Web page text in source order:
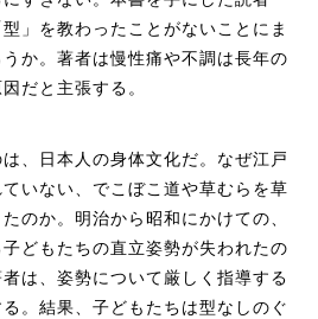
」を教わったことがないことにま
か。著者は慢性痛や不調は長年の
だと主張する。
、日本人の身体文化だ。なぜ江戸
いない、でこぼこ道や草むらを草
のか。明治から昭和にかけての、
どもたちの直立姿勢が失われたの
は、姿勢について厳しく指導する
。結果、子どもたちは型なしのぐ